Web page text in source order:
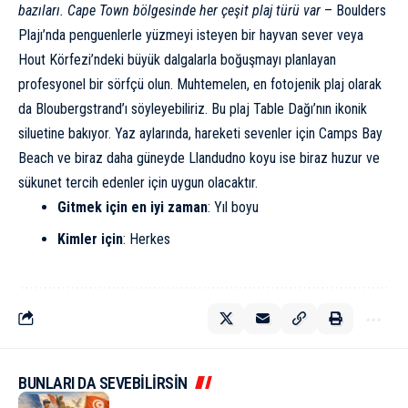
bazıları. Cape Town bölgesinde her çeşit plaj türü var – Boulders
Plajı’nda penguenlerle yüzmeyi isteyen bir hayvan sever veya
Hout Körfezi’ndeki büyük dalgalarla boğuşmayı planlayan
profesyonel bir sörfçü olun. Muhtemelen, en fotojenik plaj olarak
da Bloubergstrand’ı söyleyebiliriz. Bu plaj Table Dağı’nın ikonik
siluetine bakıyor. Yaz aylarında, hareketi sevenler için Camps Bay
Beach ve biraz daha güneyde Llandudno koyu ise biraz huzur ve
sükunet tercih edenler için uygun olacaktır.
Gitmek için en iyi zaman: Yıl boyu
Kimler için: Herkes
BUNLARI DA SEVEBİLİRSİN
KÜLTÜR